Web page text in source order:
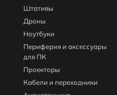
Штативы
Дроны
Ноутбуки
Периферия и аксессуары
для ПК
Проекторы
Кабели и переходники